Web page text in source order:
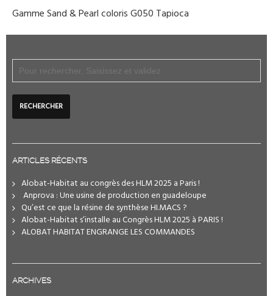
Gamme Sand & Pearl coloris G050 Tapioca
ARTICLES RÉCENTS
Alobat-Habitat au congrès des HLM 2025 a Paris !
️ Anprova : Une usine de production en guadeloupe
Qu’est ce que la résine de synthèse HI.MACS ?
Alobat-Habitat s’installe au Congrès HLM 2025 à PARIS !
ALOBAT HABITAT ENGRANGE LES COMMANDES
ARCHIVES